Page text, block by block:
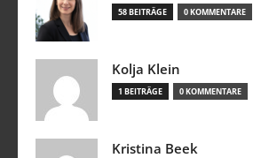
58 BEITRÄGE 0 KOMMENTARE
Kolja Klein
1 BEITRÄGE 0 KOMMENTARE
Kristina Beek